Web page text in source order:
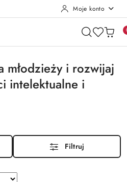
Moje konto
młodzieży i rozwijaj
intelektualne i
Filtruj